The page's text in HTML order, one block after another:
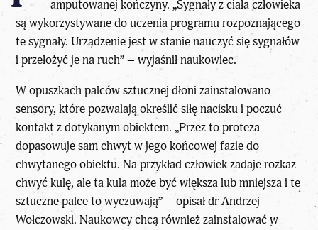
amputowanej kończyny. „Sygnały z ciała człowieka
są wykorzystywane do uczenia programu rozpoznającego
te sygnały. Urządzenie jest w stanie nauczyć się sygnałów
i przełożyć je na ruch” – wyjaśnił naukowiec.
W opuszkach palców sztucznej dłoni zainstalowano
sensory, które pozwalają określić siłę nacisku i poczuć
kontakt z dotykanym obiektem. „Przez to proteza
dopasowuje sam chwyt w jego końcowej fazie do
chwytanego obiektu. Na przykład człowiek zadaje rozkaz
chwyć kulę, ale ta kula może być większa lub mniejsza i te
sztuczne palce to wyczuwają” – opisał dr Andrzej
Wołczowski. Naukowcy chcą również zainstalować w